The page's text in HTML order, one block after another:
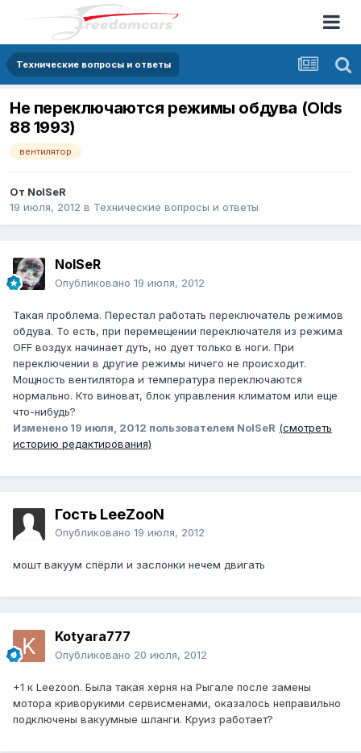
Технические вопросы и ответы
Не переключаются режимы обдува (Olds
88 1993)
вентилятор
От NoISeR
19 июля, 2012 в Технические вопросы и ответы
NoISeR
Опубликовано 19 июля, 2012
Такая проблема. Перестал работать переключатель режимов
обдува. То есть, при перемещении переключателя из режима
OFF воздух начинает дуть, но дует только в ноги. При
переключении в другие режимы ничего не происходит.
Мощность вентилятора и температура переключаются
нормально. Кто виноват, блок управления климатом или еще
что-нибудь?
Изменено 19 июля, 2012 пользователем NoISeR (смотреть
историю редактирования)
Гость LeeZooN
Опубликовано 19 июля, 2012
мошт вакуум спёрли и заслонки нечем двигать
Kotyara777
Опубликовано 20 июля, 2012
+1 к Leezoоn. Была такая херня на Рыгале после замены
мотора криворукими сервисменами, оказалось неправильно
подключены вакуумные шланги. Круиз работает?